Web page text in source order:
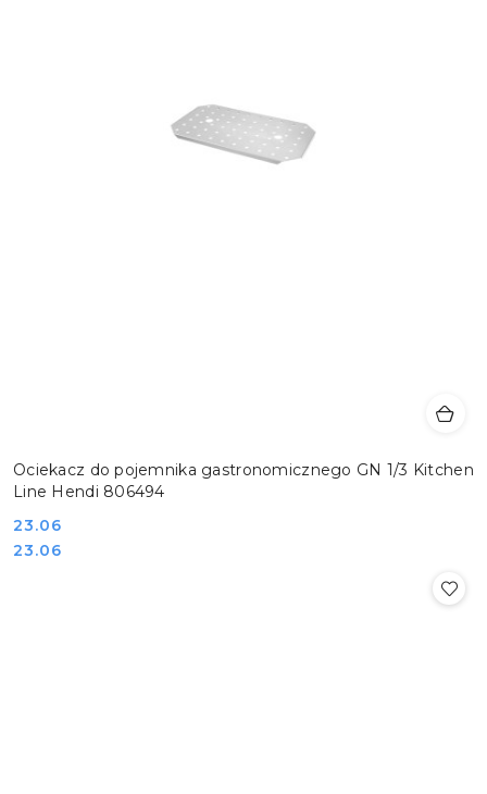
Ociekacz do pojemnika gastronomicznego GN 1/3 Kitchen
Line Hendi 806494
Cena:
23.06
Cena:
23.06